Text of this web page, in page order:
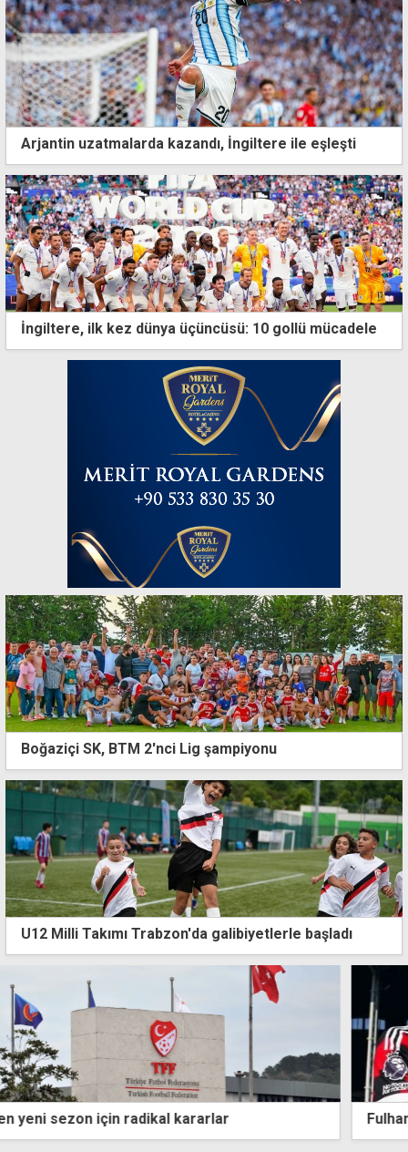
Arjantin uzatmalarda kazandı, İngiltere ile eşleşti
İngiltere, ilk kez dünya üçüncüsü: 10 gollü mücadele
Boğaziçi SK, BTM 2'nci Lig şampiyonu
U12 Milli Takımı Trabzon'da galibiyetlerle başladı
Fulham iki Real oyuncusunu birden transfer etti